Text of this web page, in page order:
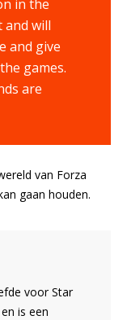
in the
and will
and give
games.
are
van Forza
gaan houden.
voor Star
is een